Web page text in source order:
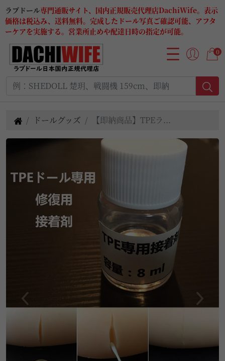
ラブドール専門通販サイト、国内正規販売代理店DachiWife。表示
価格は税込み、送料無料。完成したドール写真ご確認可能、アフタ
ーケアを実施する。営業所止めや配達日時の指定が可能。
0
ドールグッズ 【即納商品】TPEラ...